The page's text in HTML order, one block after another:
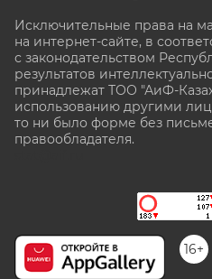
Исключительные права на
на интернет-сайте, в
с законодательством
результатов
принадлежат ТОО "АиФ-
использованию другими
то ни было форме без
правообладателя.
16+